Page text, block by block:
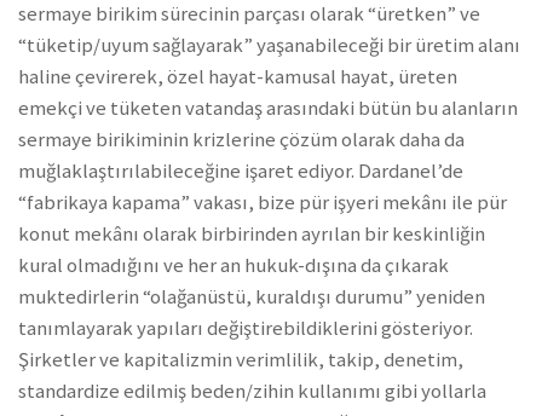
sermaye birikim sürecinin parçası olarak “üretken” ve
“tüketip/uyum sağlayarak” yaşanabileceği bir üretim alanı
haline çevirerek, özel hayat-kamusal hayat, üreten
emekçi ve tüketen vatandaş arasındaki bütün bu alanların
sermaye birikiminin krizlerine çözüm olarak daha da
muğlaklaştırılabileceğine işaret ediyor. Dardanel’de
“fabrikaya kapama” vakası, bize pür işyeri mekânı ile pür
konut mekânı olarak birbirinden ayrılan bir keskinliğin
kural olmadığını ve her an hukuk-dışına da çıkarak
muktedirlerin “olağanüstü, kuraldışı durumu” yeniden
tanımlayarak yapıları değiştirebildiklerini gösteriyor.
Şirketler ve kapitalizmin verimlilik, takip, denetim,
standardize edilmiş beden/zihin kullanımı gibi yollarla